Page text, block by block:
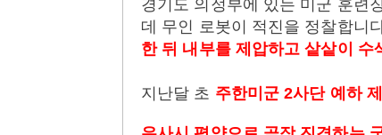
경기도 의정부에 있는 미군 훈련
데 무인 로봇이 적진을 정찰합니
한 뒤 내부를 제압하고 샅샅이 수
지난달 초 주한미군 2사단 예하